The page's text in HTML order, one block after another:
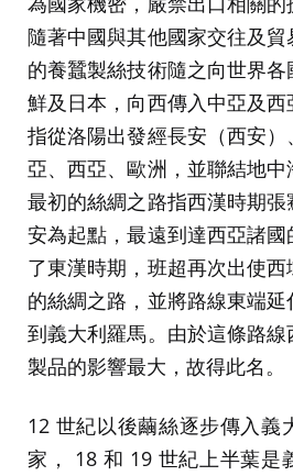
隨著中國與其他國家交往及
的養蠶製絲技術隨之向世界
鮮及日本，向西傳入中亞及
指從洛陽出發經長安（西安
亞、西亞、歐洲，並聯結地中
最初的絲綢之路指西漢時期
安為起點，最遠到達西亞諸
了東漢時期，班超再次出使
的絲綢之路，並將路線東端
到義大利羅馬。由於這條路
製品的影響最大，故得此名。
12 世紀以後繭絲逐步傳入義
家， 18 和 19 世紀上半葉是